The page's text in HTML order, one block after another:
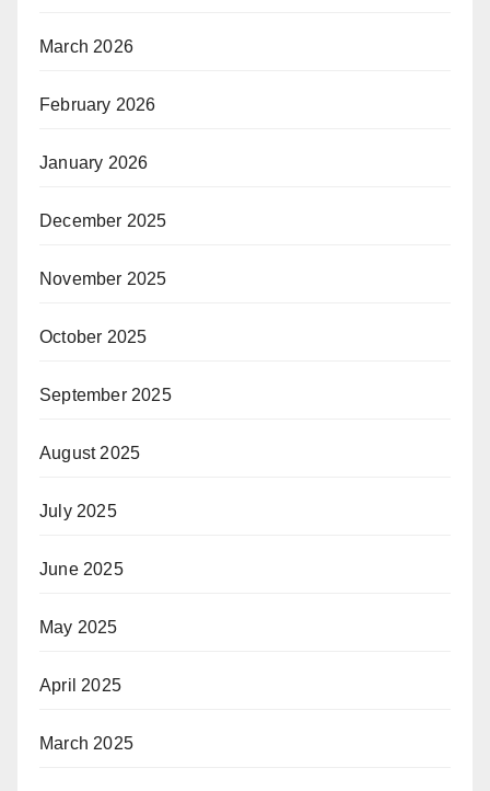
March 2026
February 2026
January 2026
December 2025
November 2025
October 2025
September 2025
August 2025
July 2025
June 2025
May 2025
April 2025
March 2025